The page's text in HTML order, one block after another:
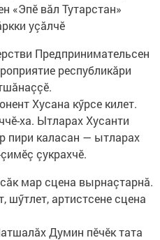
«Эпӗ вăл Тутарстан»
уçăлчӗ
Предпринимательсен
республикăри
Хусана кӳрсе килет.
ха. Ытларах Хусанти
пири каласан — ытларах
çукрахчӗ.
мар сцена вырнаçтарнă.
шӳтлет, артистсене сцена
Думин пӗчӗк тата